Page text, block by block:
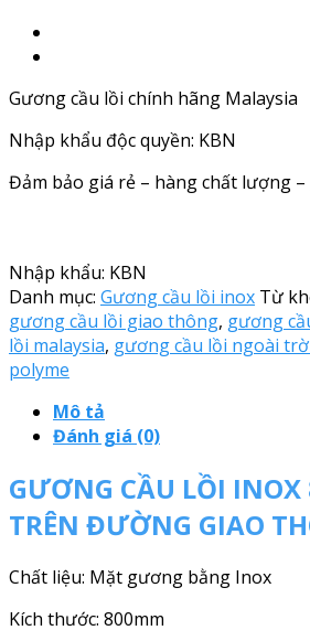
Gương cầu lồi chính hãng Malaysia
Nhập khẩu độc quyền: KBN
Đảm bảo giá rẻ – hàng chất lượng
Nhập khẩu: KBN
Danh mục: Gương cầu lồi inox Từ
gương cầu lồi giao thông, gương
lồi malaysia, gương cầu lồi ngoài
polyme
Mô tả
Đánh giá (0)
GƯƠNG CẦU LỒI
TRÊN ĐƯỜNG GIAO
Chất liệu: Mặt gương bằng Inox
Kích thước: 800mm